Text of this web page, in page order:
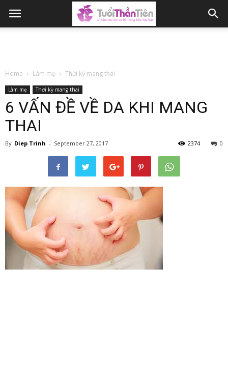
Home Làm mẹ Thời kỳ mang thai
Làm mẹ Thời kỳ mang thai
6 VẤN ĐỀ VỀ DA KHI MANG
THAI
By Diep Trinh - September 27, 2017 0
2374